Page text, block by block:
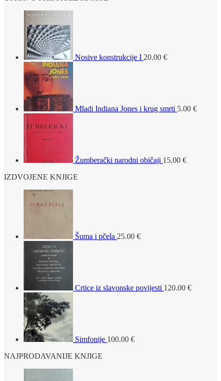
Nosive konstrukcije I 20.00 €
Mladi Indiana Jones i krug smrti 5.00 €
Žumberački narodni običaji 15.00 €
IZDVOJENE KNJIGE
Šuma i pčela 25.00 €
Crtice iz slavonske povijesti 120.00 €
Simfonije 100.00 €
NAJPRODAVANIJE KNJIGE